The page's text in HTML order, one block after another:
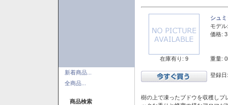
新着商品...
全商品...
商品検索
在庫有り: 9
シュ
モデル:
価格:
重量:
登録
樹の上で凍ったブドウを収穫しプ